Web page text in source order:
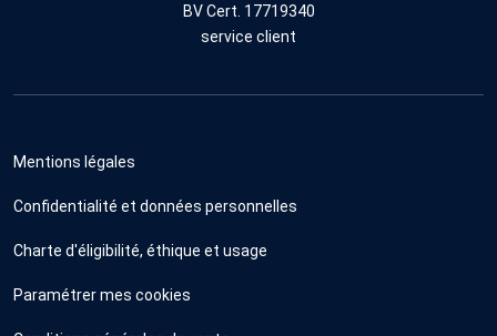
BV Cert. 17719340
service client
Mentions légales
Confidentialité et données personnelles
Charte d'éligibilité, éthique et usage
Paramétrer mes cookies